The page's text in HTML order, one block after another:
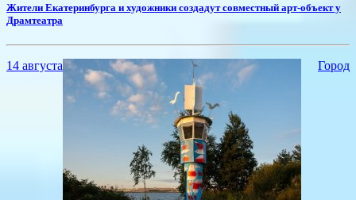
Жители Екатеринбурга и художники создадут совместный арт-объект у
Драмтеатра
14 августа Город